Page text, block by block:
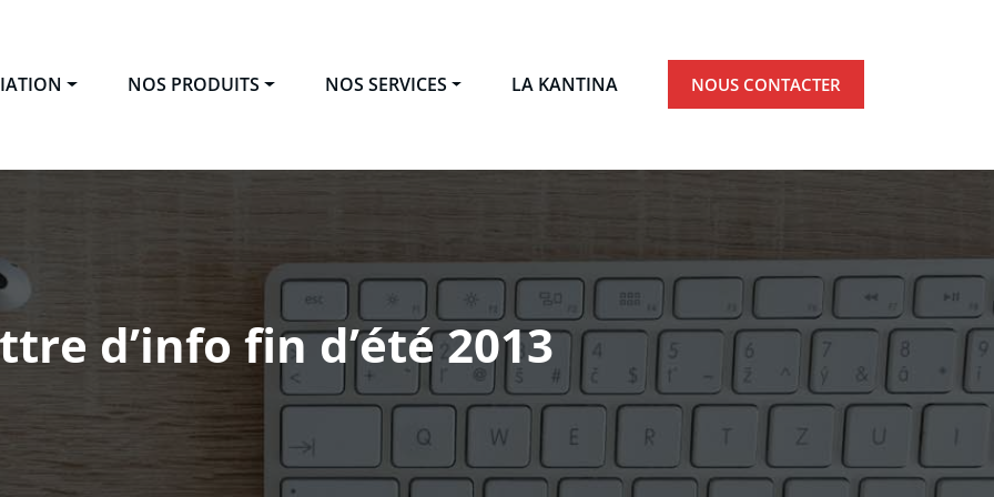
– Conserverie associative
NOS PRODUITS NOS SERVICES LA KANTINA NOUS CONTACTER
d’info fin d’été 2013